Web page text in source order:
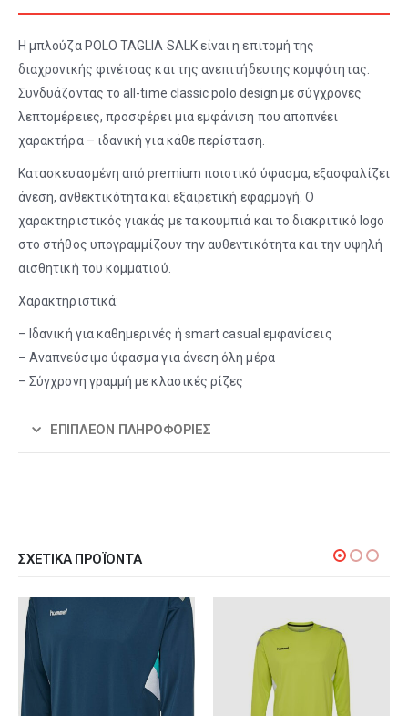
Η μπλούζα POLO TAGLIA SALK είναι η επιτομή της
διαχρονικής φινέτσας και της ανεπιτήδευτης κομψότητας.
Συνδυάζοντας το all-time classic polo design με σύγχρονες
λεπτομέρειες, προσφέρει μια εμφάνιση που αποπνέει
χαρακτήρα – ιδανική για κάθε περίσταση.
Κατασκευασμένη από premium ποιοτικό ύφασμα, εξασφαλίζει
άνεση, ανθεκτικότητα και εξαιρετική εφαρμογή. Ο
χαρακτηριστικός γιακάς με τα κουμπιά και το διακριτικό logo
στο στήθος υπογραμμίζουν την αυθεντικότητα και την υψηλή
αισθητική του κομματιού.
Χαρακτηριστικά:
– Ιδανική για καθημερινές ή smart casual εμφανίσεις
– Αναπνεύσιμο ύφασμα για άνεση όλη μέρα
– Σύγχρονη γραμμή με κλασικές ρίζες
ΕΠΙΠΛΈΟΝ ΠΛΗΡΟΦΟΡΊΕΣ
ΣΧΕΤΙΚΆ ΠΡΟΪΌΝΤΑ